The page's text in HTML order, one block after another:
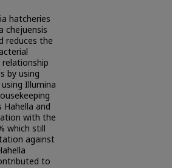
hatcheries
chejuensis
reduces the
by using
Illumina
and
with the
which still
against
to